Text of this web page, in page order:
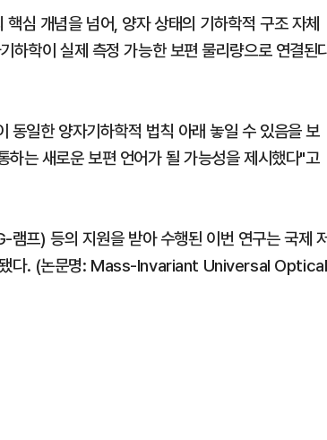
심 개념을 넘어, 양자 상태의 기하학적 구조 자체
하학이 실제 측정 가능한 보편 물리량으로 연결된
동일한 양자기하학적 법칙 아래 놓일 수 있음을 보
는 새로운 보편 언어가 될 가능성을 제시했다"고
램프) 등의 지원을 받아 수행된 이번 연구는 국제
다. (논문명: Mass-Invariant Universal Optical